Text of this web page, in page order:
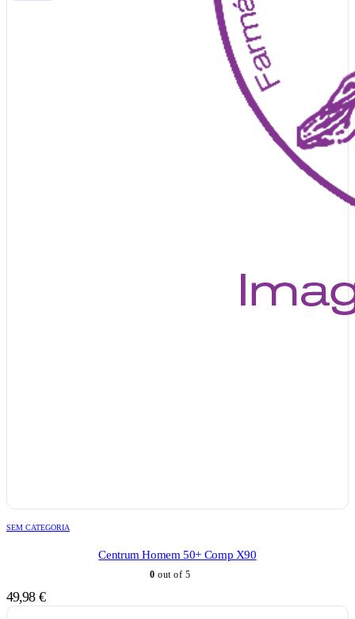
SEM CATEGORIA
Centrum Homem 50+ Comp X90
0 out of 5
49,98 €